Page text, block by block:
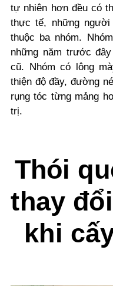
tự nhiên hơn đều có
thực tế, những
thuộc ba nhóm.
những năm trước
cũ. Nhóm có lông
thiện độ đầy, đường
rụng tóc từng mảng
trị.
Thói
thay
khi